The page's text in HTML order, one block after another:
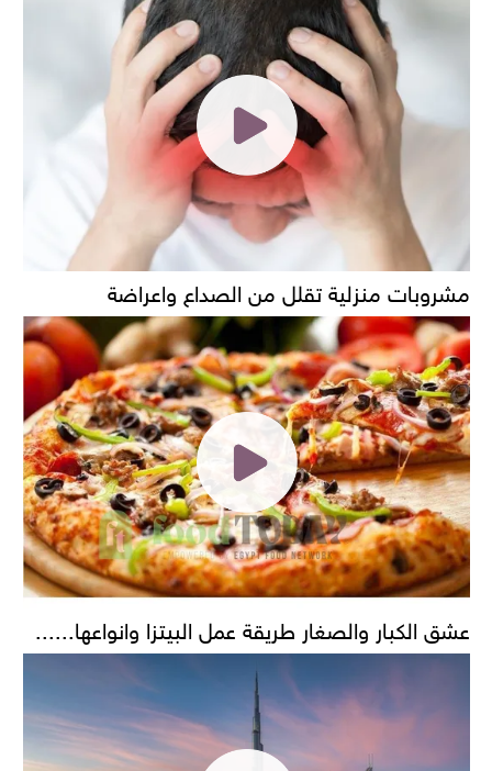
مشروبات منزلية تقلل من الصداع واعراضة
عشق الكبار والصغار طريقة عمل البيتزا وانواعها......